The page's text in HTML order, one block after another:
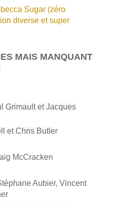
Sugar (zéro
diverse et super
MAIS MANQUANT
Grimault et Jacques
et Chris Butler
McCracken
Aubier, Vincent